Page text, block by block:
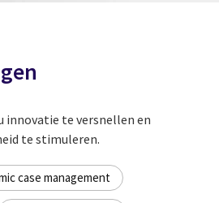
innovatie te versnellen en
te stimuleren.
case management